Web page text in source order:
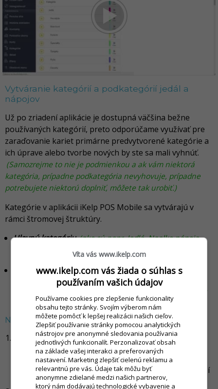
Vytváranie kategórií a podkategórií jedál a
nápojov
Už po zriadení aplikácie je dostupná väčšina bežne
používaných kategórií, preto odporúčame využívať pre
zaraďovanie kariet primárne predvytvorené kategórie a
ich úprave alebo tvorbe nových by ste sa mali vyhnúť.
(Samozrejme to nie je podmienkou a ak vám niektorá
kategória, prípadne podkategória nevyhovuje, prípadne
potrebujete niektorú doplniť, môžete tak urobiť.)
Kategórie v aplikácii iKelp POS Mobile sa vytvárajú v
rámci štromovej štruktúry.
Hlavnú kategóriu (ako sú napr. Jedlá, Nealko nápoje,
Alko nápoje a pod.)
vytvoríte kliknutím na ikonu
(na prvú kategóriu v zozname.)
Podkategóriuje možné vytvoriť kliknutím na ikonu
pri názve kategórie, ktorej chcete podkategóriu
alebo Dezerty, kliknite na ikonu + pri kategórii Jedlá.)
Nová kategória/podkategória
Novú kategóriu vytvoríte kliknutím na ikonu
vytvorenie hlavnej kategórie kliknite na ikonu +
Kategórie, pre vytvorenie podkategórie kliknite na
kategóriu, ktorej podkategóriu chcete vytvoriť.)
Zobrazí
sa formulár pre vyplnenie vlastností novej kategórie.
Víta vás www.ikelp.com
www.ikelp.com vás žiada o súhlas s
používaním vašich údajov
Používame cookies pre zlepšenie funkcionality
obsahu tejto stránky. Svojím výberom nám
môžete pomôcť k lepšej realizácii našich cieľov.
Zlepšiť používanie stránky pomocou analytických
nástrojov pre anonymné sledovania používania
jednotlivých funkcionalít. Perzonalizovať obsah
na základe vašej interakci a preferovaných
nastavení. Marketing zlepšiť cielenú reklamu a
relevantnú pre vás. Údaje tak môžu byť
anonymne zdielané medzi našich partnerov,
ktorý nám dodávajú technologické vybavenie a